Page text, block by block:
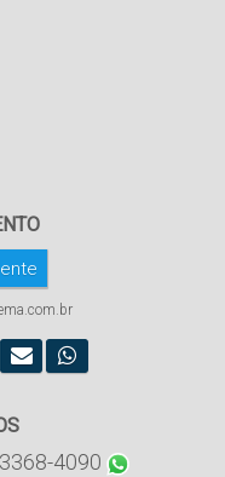
4090